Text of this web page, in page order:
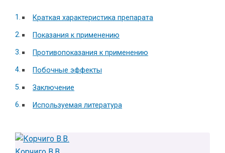
Краткая характеристика препарата
Показания к применению
Противопоказания к применению
Побочные эффекты
Заключение
Используемая литература